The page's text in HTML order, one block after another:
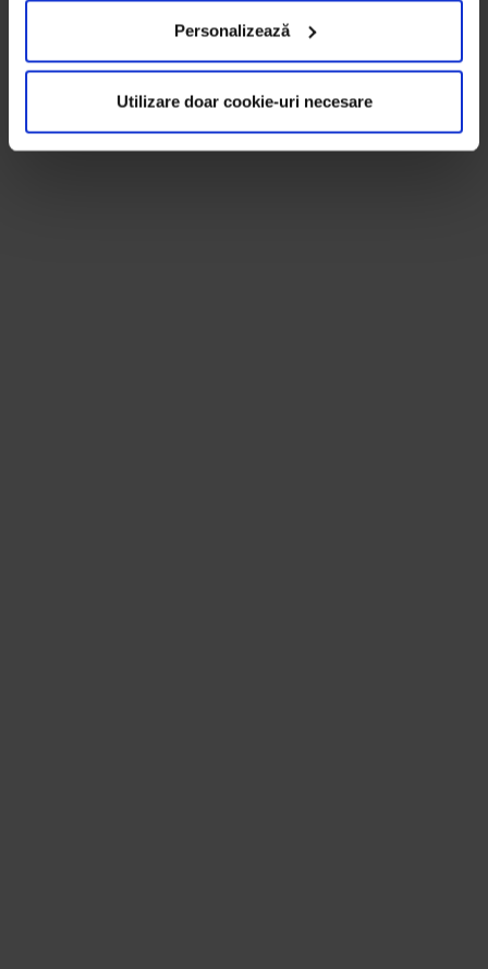
Personalizează
Utilizare doar cookie-uri necesare